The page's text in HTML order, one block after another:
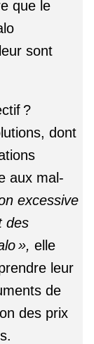
que le
sont
?
dont
aux mal-
excessive
des
», elle
leur
de
des prix